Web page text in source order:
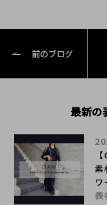
前のブログ
最新の
素
ワ
表